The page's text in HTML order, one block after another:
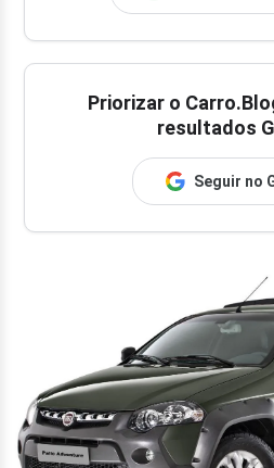
Priorizar o
resultados
Seguir no